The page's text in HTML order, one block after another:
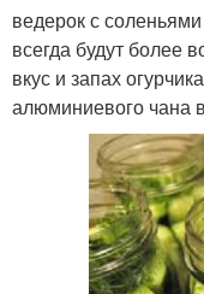
ведерок с
всегда будут более
вкус и запах
алюминиевого чана